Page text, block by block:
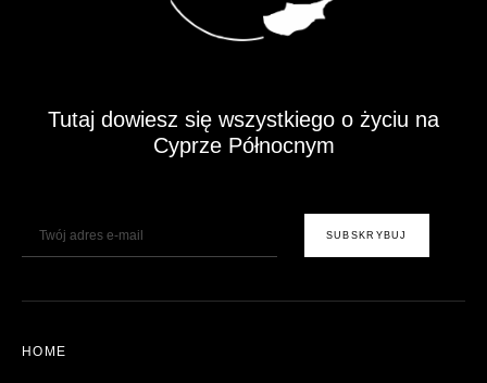
Tutaj dowiesz się wszystkiego o życiu na
Cyprze Północnym
SUBSKRYBUJ
HOME